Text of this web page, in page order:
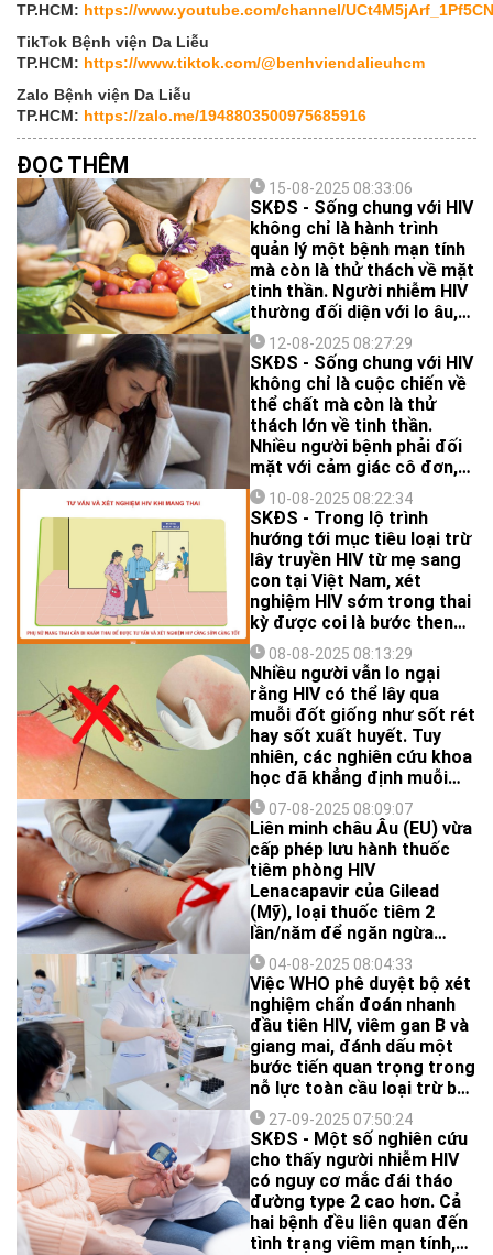
TP.HCM: https://www.youtube.com/channel/
TikTok Bệnh viện Da Liễu
TP.HCM: https://www.tiktok.com/@benhviendalieuhcm
Zalo Bệnh viện Da Liễu
TP.HCM: https://zalo.me/1948803500975685916
ĐỌC THÊM
15-08-2025 08:33:06
SKĐS - Sống chung với HIV
không chỉ là hành trình
quản lý một bệnh mạn tính
mà còn là thử thách về mặt
tinh thần. Người nhiễm HIV
thường đối diện với lo âu,
trầm cảm, mặc cảm xã hội
và áp lực duy trì điều trị lâu
dài...
12-08-2025 08:27:29
SKĐS - Sống chung với HIV
không chỉ là cuộc chiến về
thể chất mà còn là thử
thách lớn về tinh thần.
Nhiều người bệnh phải đối
mặt với cảm giác cô đơn,
mặc cảm và lo lắng kéo dài.
Đây là những yếu tố khiến
nguy cơ trầm cảm, lo âu ở
họ cao hơn so với người
bình thường.
10-08-2025 08:22:34
SKĐS - Trong lộ trình
hướng tới mục tiêu loại trừ
lây truyền HIV từ mẹ sang
con tại Việt Nam, xét
nghiệm HIV sớm trong thai
kỳ được coi là bước then
chốt, quyết định hiệu quả
chăm sóc và điều trị cho
phụ nữ mang thai nhiễm
HIV.
08-08-2025 08:13:29
Nhiều người vẫn lo ngại
rằng HIV có thể lây qua
muỗi đốt giống như sốt rét
hay sốt xuất huyết. Tuy
nhiên, các nghiên cứu khoa
học đã khẳng định muỗi
hoàn toàn không phải là
vật trung gian truyền HIV...
07-08-2025 08:09:07
Liên minh châu Âu (EU) vừa
cấp phép lưu hành thuốc
tiêm phòng HIV
Lenacapavir của Gilead
(Mỹ), loại thuốc tiêm 2
lần/năm để ngăn ngừa
nhiễm HIV.
04-08-2025 08:04:33
Việc WHO phê duyệt bộ xét
nghiệm chẩn đoán nhanh
đầu tiên HIV, viêm gan B và
giang mai, đánh dấu một
bước tiến quan trọng trong
nỗ lực toàn cầu loại trừ ba
bệnh này. Đồng thời, mở ra
triển vọng cải thiện khả
năng tiếp cận chẩn đoán
sớm cho phụ nữ mang thai
tại những khu vực có
nguồn lực y tế hạn chế.
27-09-2025 07:50:24
SKĐS - Một số nghiên cứu
cho thấy người nhiễm HIV
có nguy cơ mắc đái tháo
đường type 2 cao hơn. Cả
hai bệnh đều liên quan đến
tình trạng viêm mạn tính,